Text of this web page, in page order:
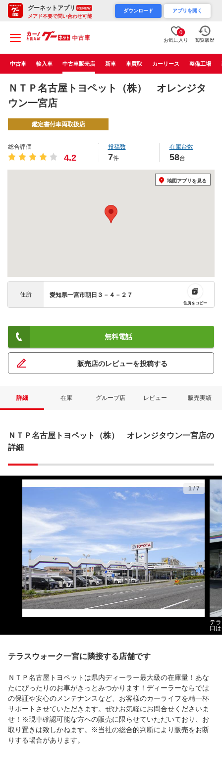
グーネットアプリ RENEW
メアド不要で問い合わせ可能
ダウンロード アプリを開く
0
お気に入り 閲覧履歴
中古車 輸入車 中古車販売店 新車 車買取 カーリース 整備工場
ＮＴＰ名古屋トヨペット（株） オレンジタ
ウン一宮店
鑑定書付車両取扱店
総合評価
4.2
投稿数
7件
在庫台数
58台
地図アプリを見る
住所 愛知県一宮市朝日３－４－２７
住所をコピー
無料電話
販売店のレビューを投稿する
詳細 在庫 グループ店 レビュー 販売実績
ＮＴＰ名古屋トヨペット（株） オレンジタウン一宮店の
詳細
1/7
テ
口
テラスウォーク一宮に隣接する店舗です
ＮＴＰ名古屋トヨペットは県内ディーラー最大級の在庫量！あな
たにぴったりのお車がきっとみつかります！ディーラーならでは
の保証や安心のメンテナンスなど、お客様のカーライフを精一杯
サポートさせていただきます。ぜひお気軽にお問合せくださいま
せ！※現車確認可能な方への販売に限らせていただいており、お
取り置きは致しかねます。※当社の総合的判断により販売をお断
りする場合があります。